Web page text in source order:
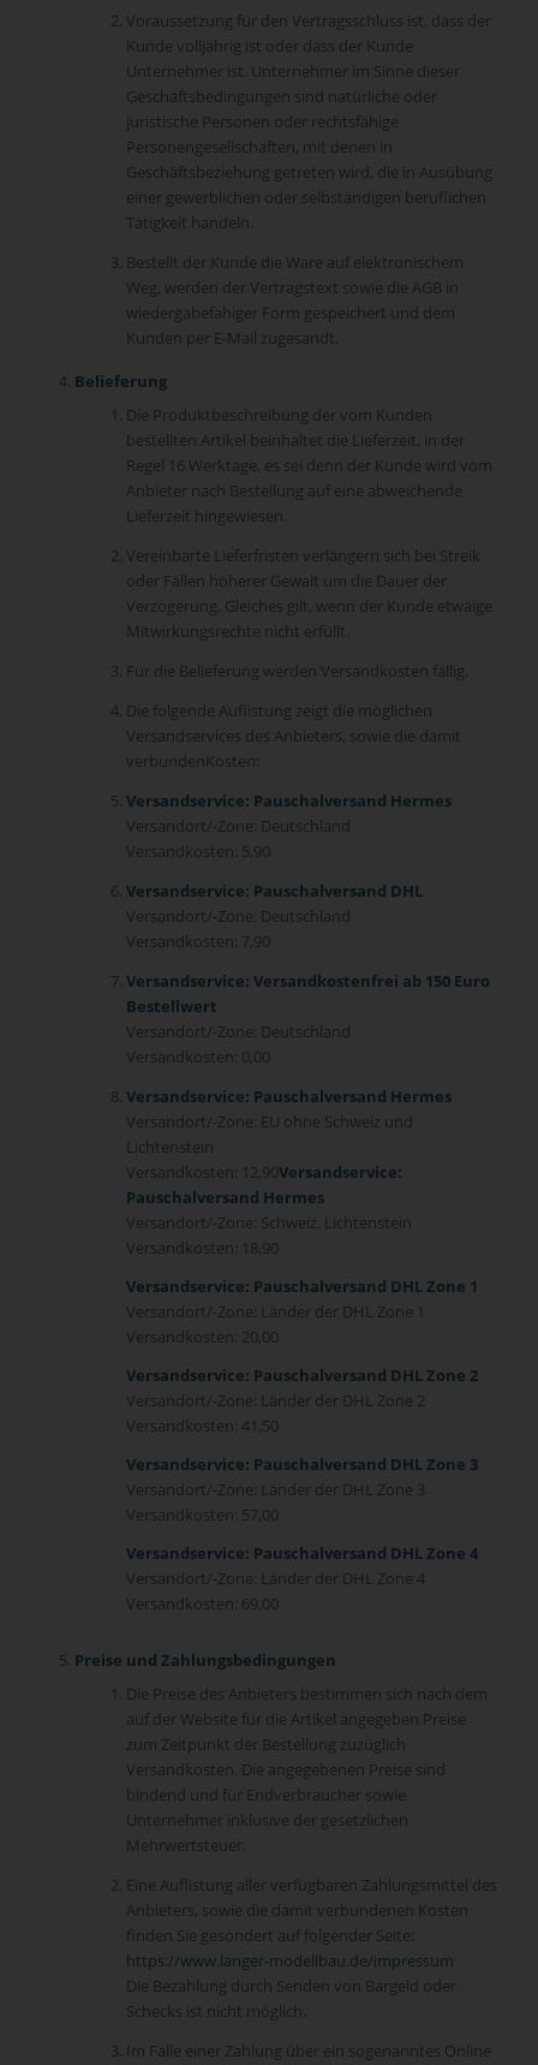
Voraussetzung für den Vertragsschluss ist, dass der
Kunde volljährig ist oder dass der Kunde
Unternehmer ist. Unternehmer im Sinne dieser
Geschäftsbedingungen sind natürliche oder
juristische Personen oder rechtsfähige
Personengesellschaften, mit denen in
Geschäftsbeziehung getreten wird, die in Ausübung
einer gewerblichen oder selbständigen beruflichen
Tätigkeit handeln.
Bestellt der Kunde die Ware auf elektronischem
Weg, werden der Vertragstext sowie die AGB in
wiedergabefähiger Form gespeichert und dem
Kunden per E-Mail zugesandt.
Belieferung
Die Produktbeschreibung der vom Kunden
bestellten Artikel beinhaltet die Lieferzeit, in der
Regel 16 Werktage, es sei denn der Kunde wird vom
Anbieter nach Bestellung auf eine abweichende
Lieferzeit hingewiesen.
Vereinbarte Lieferfristen verlängern sich bei Streik
oder Fällen höherer Gewalt um die Dauer der
Verzögerung. Gleiches gilt, wenn der Kunde etwaige
Mitwirkungsrechte nicht erfüllt.
Für die Belieferung werden Versandkosten fällig.
Die folgende Auflistung zeigt die möglichen
Versandservices des Anbieters, sowie die damit
verbundenKosten:
Versandservice: Pauschalversand Hermes
Versandort/-Zone: Deutschland
Versandkosten: 5,90
Versandservice: Pauschalversand DHL
Versandort/-Zone: Deutschland
Versandkosten: 7,90
Versandservice: Versandkostenfrei ab 150 Euro
Bestellwert
Versandort/-Zone: Deutschland
Versandkosten: 0,00
Versandservice: Pauschalversand Hermes
Versandort/-Zone: EU ohne Schweiz und
Lichtenstein
Versandkosten: 12,90Versandservice:
Pauschalversand Hermes
Versandort/-Zone: Schweiz, Lichtenstein
Versandkosten: 18,90
Versandservice: Pauschalversand DHL Zone 1
Versandort/-Zone: Länder der DHL Zone 1
Versandkosten: 20,00
Versandservice: Pauschalversand DHL Zone 2
Versandort/-Zone: Länder der DHL Zone 2
Versandkosten: 41,50
Versandservice: Pauschalversand DHL Zone 3
Versandort/-Zone: Länder der DHL Zone 3
Versandkosten: 57,00
Versandservice: Pauschalversand DHL Zone 4
Versandort/-Zone: Länder der DHL Zone 4
Versandkosten: 69,00
Preise und Zahlungsbedingungen
Die Preise des Anbieters bestimmen sich nach dem
auf der Website für die Artikel angegeben Preise
zum Zeitpunkt der Bestellung zuzüglich
Versandkosten. Die angegebenen Preise sind
bindend und für Endverbraucher sowie
Unternehmer inklusive der gesetzlichen
Mehrwertsteuer.
Eine Auflistung aller verfügbaren Zahlungsmittel des
Anbieters, sowie die damit verbundenen Kosten
finden Sie gesondert auf folgender Seite:
https://www.langer-modellbau.de/impressum
Die Bezahlung durch Senden von Bargeld oder
Schecks ist nicht möglich.
Im Falle einer Zahlung über ein sogenanntes Online